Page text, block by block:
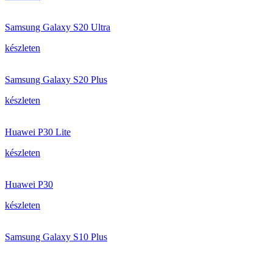
Samsung Galaxy S20 Ultra
készleten
Samsung Galaxy S20 Plus
készleten
Huawei P30 Lite
készleten
Huawei P30
készleten
Samsung Galaxy S10 Plus